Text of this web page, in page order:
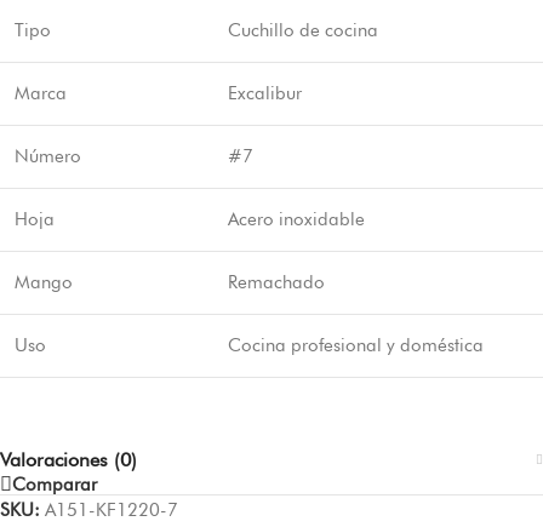
Tipo Cuchillo de cocina
Marca Excalibur
Número #7
Hoja Acero inoxidable
Mango Remachado
Uso Cocina profesional y doméstica
Valoraciones (0)
Comparar
SKU: A151-KF1220-7